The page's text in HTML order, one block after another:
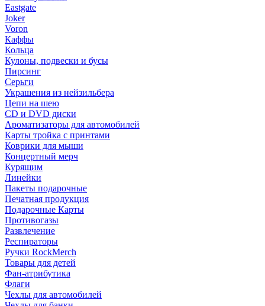
Eastgate
Joker
Voron
Каффы
Кольца
Кулоны, подвески и бусы
Пирсинг
Серьги
Украшения из нейзильбера
Цепи на шею
CD и DVD диски
Ароматизаторы для автомобилей
Карты тройка с принтами
Коврики для мыши
Концертный мерч
Курящим
Линейки
Пакеты подарочные
Печатная продукция
Подарочные Карты
Противогазы
Развлечение
Респираторы
Ручки RockMerch
Товары для детей
Фан-атрибутика
Флаги
Чехлы для автомобилей